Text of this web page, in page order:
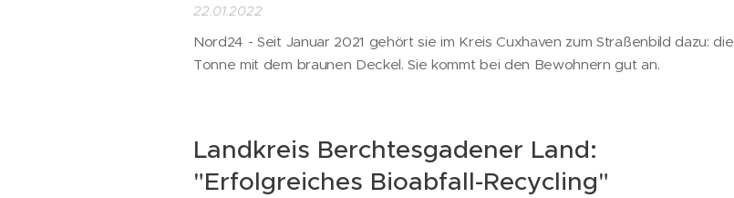
22.01.2022
Nord24 - Seit Januar 2021 gehört sie im Kreis Cuxhaven zum Straßenbild dazu: die
Tonne mit dem braunen Deckel. Sie kommt bei den Bewohnern gut an.
Landkreis Berchtesgadener Land:
"Erfolgreiches Bioabfall-Recycling"